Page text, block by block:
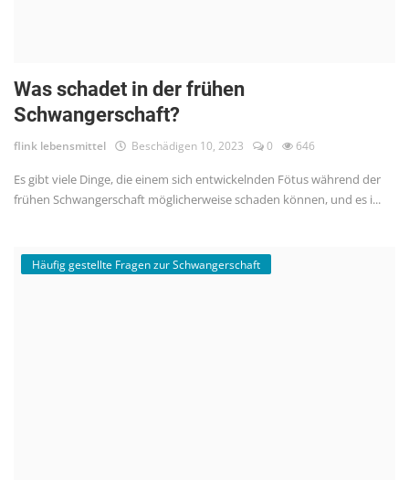
Was schadet in der frühen
Schwangerschaft?
flink lebensmittel Beschädigen 10, 2023 0 646
Es gibt viele Dinge, die einem sich entwickelnden Fötus während der
frühen Schwangerschaft möglicherweise schaden können, und es i...
Häufig gestellte Fragen zur Schwangerschaft